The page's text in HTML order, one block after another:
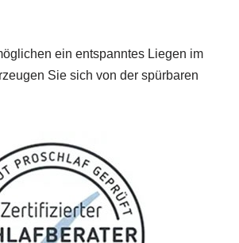
ein entspanntes Liegen im
Sie sich von der spürbaren